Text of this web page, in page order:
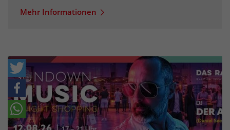
Mehr Informationen